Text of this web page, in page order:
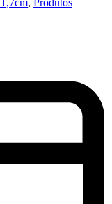
, Produtos